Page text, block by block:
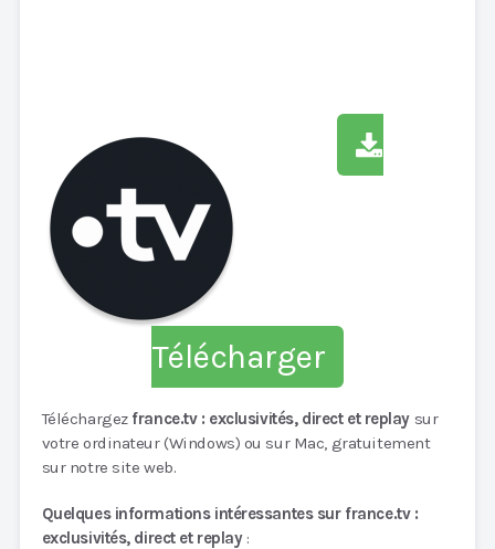
Télécharger
Téléchargez france.tv : exclusivités, direct et replay sur
votre ordinateur (Windows) ou sur Mac, gratuitement
sur notre site web.
Quelques informations intéressantes sur france.tv :
exclusivités, direct et replay: